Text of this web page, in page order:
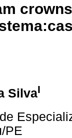
SilvaI
PE